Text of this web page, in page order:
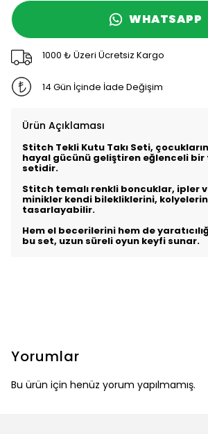
WHATSAPP
1000 ₺ Üzeri Ücretsiz Kargo
14 Gün İçinde İade Değişim
Ürün Açıklaması
Stitch Tekli Kutu Takı Seti, çocukların
hayal gücünü geliştiren eğlenceli bir
setidir.
Stitch temalı renkli boncuklar, ipler
minikler kendi bilekliklerini, kolyelerini
tasarlayabilir.
Hem el becerilerini hem de
bu set, uzun süreli oyun keyfi sunar.
Yorumlar
Bu ürün için henüz yorum yapılmamış.